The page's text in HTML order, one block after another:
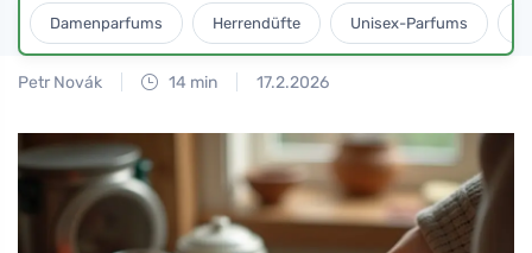
Damenparfums Herrendüfte Unisex-Parfums
Petr Novák 14 min 17.2.2026